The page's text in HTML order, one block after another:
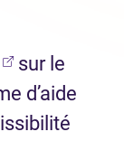
(Ouvre dans
sur le
d’aide